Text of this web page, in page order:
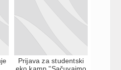
Prijava za studentski